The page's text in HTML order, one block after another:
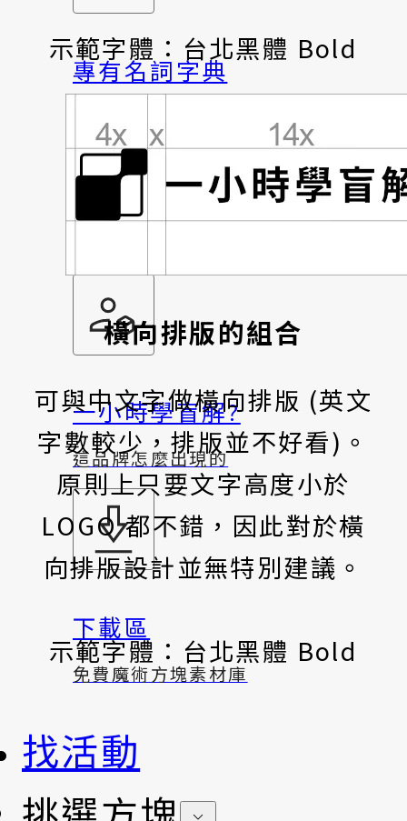
專有名詞字典
各式詞彙指引
一小時學盲解?
這品牌怎麼出現的
下載區
免費魔術方塊素材庫
找活動
示範字體：台北黑體 Bold
橫向排版的組合
可與中文字做橫向排版 (英文
字數較少，排版並不好看)。
原則上只要文字高度小於
LOGO 都不錯，因此對於橫
向排版設計並無特別建議。
示範字體：台北黑體 Bold